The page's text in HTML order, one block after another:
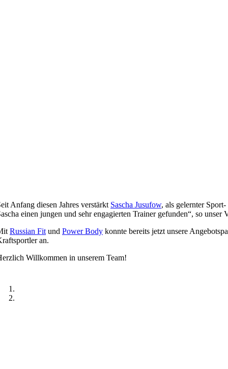
Anfang diesen Jahres verstärkt Sascha Jusufow, als gelernter
einen jungen und sehr engagierten Trainer gefunden“, so
Russian Fit und Power Body konnte bereits jetzt unsere
an.
Willkommen in unserem Team!